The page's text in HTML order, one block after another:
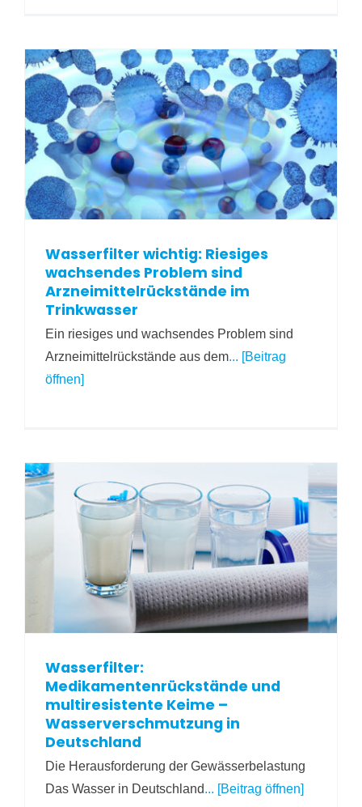
Wasserfilter wichtig: Riesiges
wachsendes Problem sind
Arzneimittelrückstände im
Trinkwasser
Ein riesiges und wachsendes Problem sind
Arzneimittelrückstände aus dem... [Beitrag
öffnen]
Wasserfilter:
Medikamentenrückstände und
multiresistente Keime –
Wasserverschmutzung in
Deutschland
Die Herausforderung der Gewässerbelastung
Das Wasser in Deutschland... [Beitrag öffnen]